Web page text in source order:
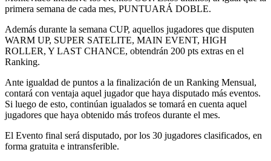
primera semana de cada mes, PUNTUARÁ DOBLE.
Además durante la semana CUP, aquellos jugadores que disputen
WARM UP, SUPER SATELITE, MAIN EVENT, HIGH
ROLLER, Y LAST CHANCE, obtendrán 200 pts extras en el
Ranking.
Ante igualdad de puntos a la finalización de un Ranking Mensual,
contará con ventaja aquel jugador que haya disputado más eventos.
Si luego de esto, continúan igualados se tomará en cuenta aquel
jugadores que haya obtenido más trofeos durante el mes.
El Evento final será disputado, por los 30 jugadores clasificados, en
forma gratuita e intransferible.